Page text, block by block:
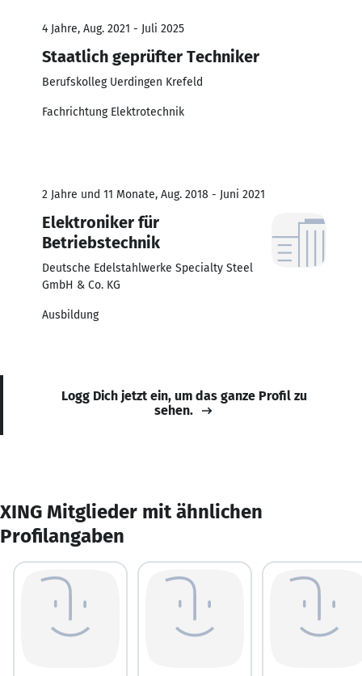
4 Jahre, Aug. 2021 - Juli 2025
Staatlich geprüfter Techniker
Berufskolleg Uerdingen Krefeld
Fachrichtung Elektrotechnik
2 Jahre und 11 Monate, Aug. 2018 - Juni 2021
Elektroniker für
Betriebstechnik
Deutsche Edelstahlwerke Specialty Steel
GmbH & Co. KG
Ausbildung
Logg Dich jetzt ein, um das ganze Profil zu
sehen.
XING Mitglieder mit ähnlichen
Profilangaben